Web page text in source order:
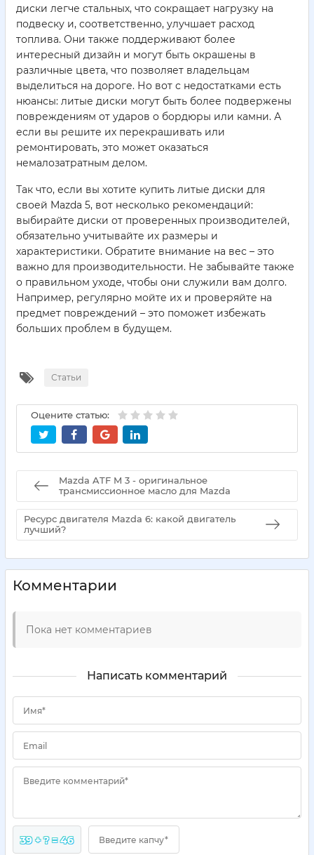
диски легче стальных, что сокращает нагрузку на
подвеску и, соответственно, улучшает расход
топлива. Они также поддерживают более
интересный дизайн и могут быть окрашены в
различные цвета, что позволяет владельцам
выделиться на дороге. Но вот с недостатками есть
нюансы: литые диски могут быть более подвержены
повреждениям от ударов о бордюры или камни. А
если вы решите их перекрашивать или
ремонтировать, это может оказаться
немалозатратным делом.
Так что, если вы хотите купить литые диски для
своей Mazda 5, вот несколько рекомендаций:
выбирайте диски от проверенных производителей,
обязательно учитывайте их размеры и
характеристики. Обратите внимание на вес – это
важно для производительности. Не забывайте также
о правильном уходе, чтобы они служили вам долго.
Например, регулярно мойте их и проверяйте на
предмет повреждений – это поможет избежать
больших проблем в будущем.
Статьи
Оцените статью:
Mazda ATF M 3 - оригинальное
трансмиссионное масло для Mazda
Ресурс двигателя Mazda 6: какой двигатель
лучший?
Комментарии
Пока нет комментариев
Написать комментарий
Имя*
Email
Введите комментарий*
39 + ? = 46 Введите капчу*